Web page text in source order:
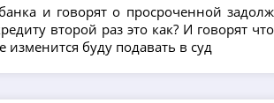
и говорят о просроченной
второй раз это как? И говорят
буду подавать в суд